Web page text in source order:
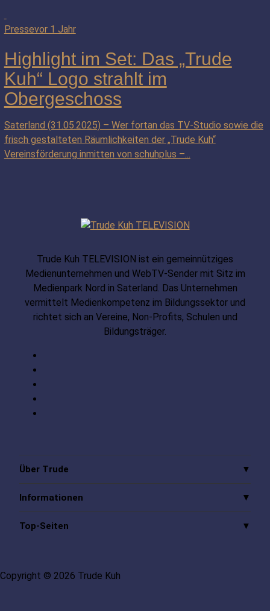
Pressevor 1 Jahr
Highlight im Set: Das „Trude
Kuh“ Logo strahlt im
Obergeschoss
Saterland (31.05.2025) – Wer fortan das TV-Studio sowie die
frisch gestalteten Räumlichkeiten der „Trude Kuh“
Vereinsförderung inmitten von schuhplus –...
Trude Kuh TELEVISION ist ein gemeinnütziges
Medienunternehmen und WebTV-Sender mit Sitz im
Medienpark Nord in Saterland. Das Unternehmen
vermittelt Medienkompetenz im Bildungssektor und
richtet sich an Vereine, Non-Profits, Schulen und
Bildungsträger.
Über Trude
Informationen
Top-Seiten
Copyright © 2026 Trude Kuh